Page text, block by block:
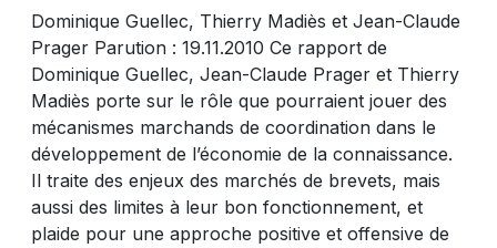
Dominique Guellec, Thierry Madiès et Jean-Claude
Prager Parution : 19.11.2010 Ce rapport de
Dominique Guellec, Jean-Claude Prager et Thierry
Madiès porte sur le rôle que pourraient jouer des
mécanismes marchands de coordination dans le
développement de l’économie de la connaissance.
Il traite des enjeux des marchés de brevets, mais
aussi des limites à leur bon fonctionnement, et
plaide pour une approche positive et offensive de